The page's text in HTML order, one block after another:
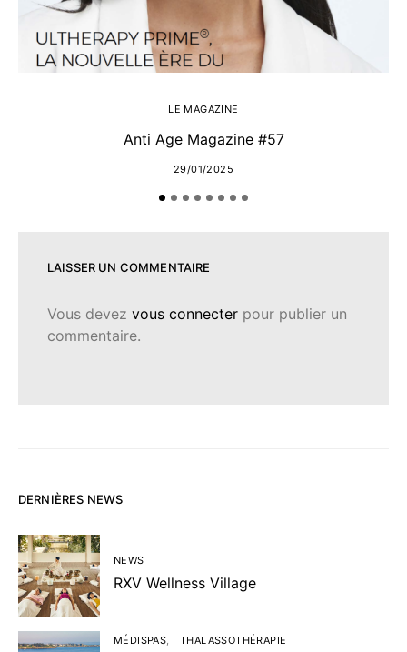
LE MAGAZINE
Anti Age Magazine #57
29/01/2025
LAISSER UN COMMENTAIRE
Vous devez vous connecter pour publier un
commentaire.
DERNIÈRES NEWS
NEWS
RXV Wellness Village
MÉDISPAS THALASSOTHÉRAPIE